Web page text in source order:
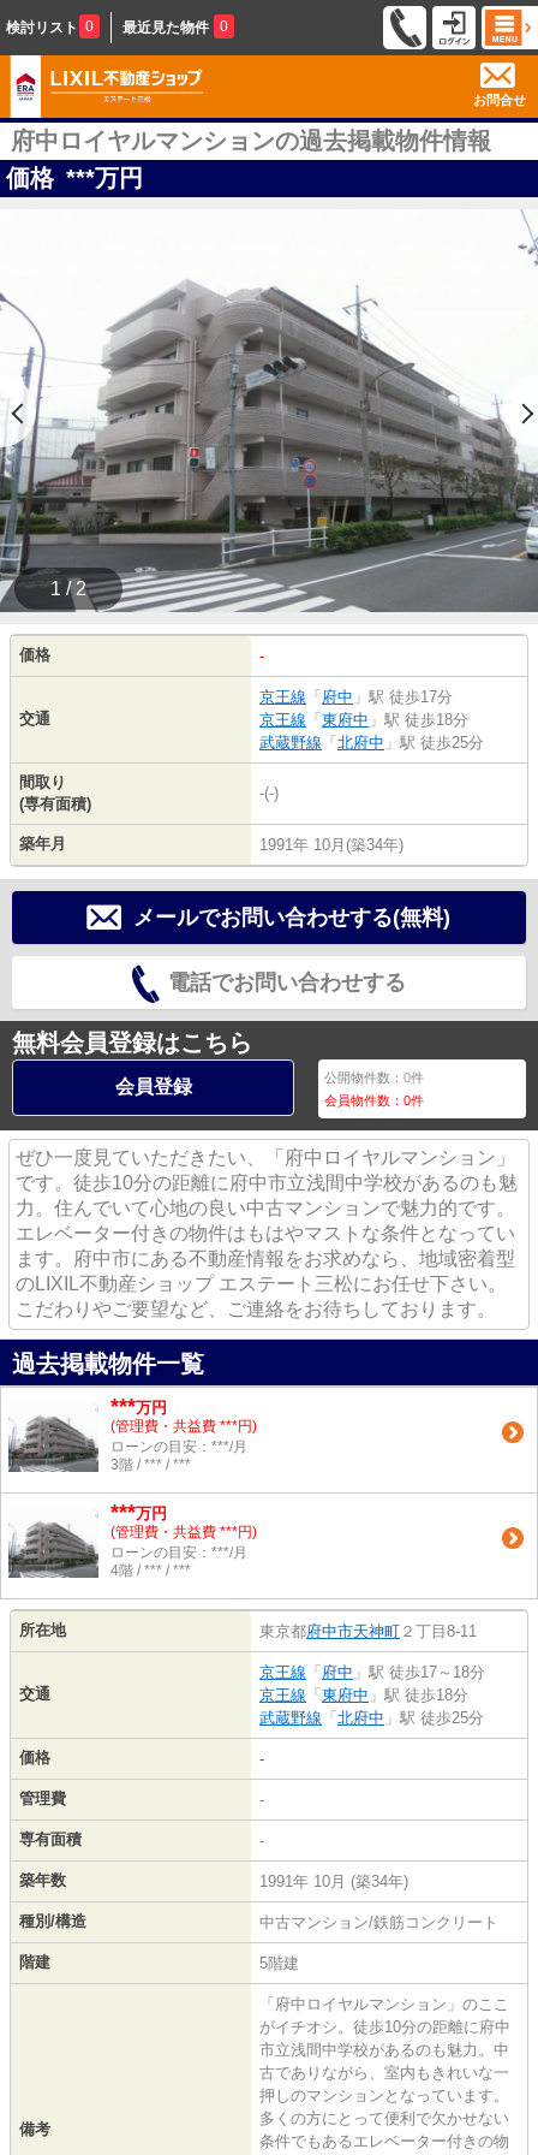
検討リスト 0 最近見た物件 0
お問合せ
府中ロイヤルマンションの過去掲載物件情報
価格 ***万円
1 / 2
価格 -
交通
京王線 「 府中 」駅 徒歩17分
京王線 「 東府中 」駅 徒歩18分
武蔵野線 「 北府中 」駅 徒歩25分
間取り
(専有面積)
-(-)
築年月 1991年 10月(築34年)
メールでお問い合わせする(無料)
電話でお問い合わせする
無料会員登録はこちら
会員登録 公開物件数：0件
会員物件数：0件
ぜひ一度見ていただきたい、「府中ロイヤルマンション」
です。徒歩10分の距離に府中市立浅間中学校があるのも魅
力。住んでいて心地の良い中古マンションで魅力的です。
エレベーター付きの物件はもはやマストな条件となってい
ます。府中市にある不動産情報をお求めなら、地域密着型
のLIXIL不動産ショップ エステート三松にお任せ下さい。
こだわりやご要望など、ご連絡をお待ちしております。
過去掲載物件一覧
***万円
(管理費・共益費 ***円)
ローンの目安：***/月
3階 / *** / ***
***万円
(管理費・共益費 ***円)
ローンの目安：***/月
4階 / *** / ***
所在地 東京都府中市天神町 ２丁目8-11
交通
京王線 「 府中 」駅 徒歩17～18分
京王線 「 東府中 」駅 徒歩18分
武蔵野線 「 北府中 」駅 徒歩25分
価格 -
管理費 -
専有面積 -
築年数 1991年 10月 (築34年)
種別/構造 中古マンション/鉄筋コンクリート
階建 5階建
備考
「府中ロイヤルマンション」のここ
がイチオシ。徒歩10分の距離に府中
市立浅間中学校があるのも魅力。中
古でありながら、室内もきれいな一
押しのマンションとなっています。
多くの方にとって便利で欠かせない
条件でもあるエレベーター付きの物